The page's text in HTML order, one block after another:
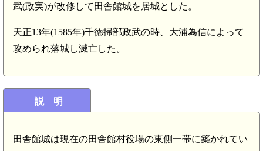
武(政実)が改修して田舎館城を居城とした。
天正13年(1585年)千徳掃部政武の時、大浦為信によって
攻められ落城し滅亡した。
説 明
田舎館城は現在の田舎館村役場の東側一帯に築かれてい